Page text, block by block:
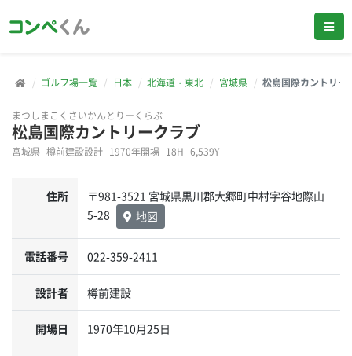
ゴルフ場一覧 日本 北海道・東北 宮城県 松島国際カントリー
まつしまこくさいかんとりーくらぶ
松島国際カントリークラブ
宮城県 樽前建設設計 1970年開場 18H 6,539Y
住所
〒981-3521 宮城県黒川郡大郷町中村字谷地際山
5-28
地図
電話番号 022-359-2411
設計者 樽前建設
開場日 1970年10月25日